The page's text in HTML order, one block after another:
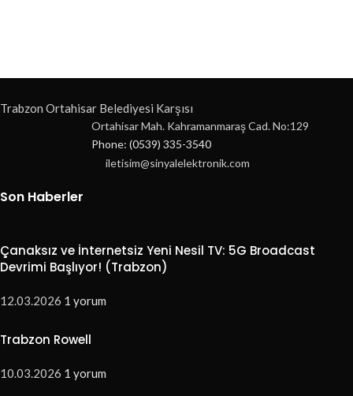
Trabzon Ortahisar Belediyesi Karşısı
Ortahisar Mah. Kahramanmaraş Cad. No:129
Phone: (0539) 335-3540
iletisim@sinyalelektronik.com
Son Haberler
Çanaksız ve İnternetsiz Yeni Nesil TV: 5G Broadcast
Devrimi Başlıyor! (Trabzon)
12.03.2026 1 yorum
Trabzon Rowell
10.03.2026 1 yorum